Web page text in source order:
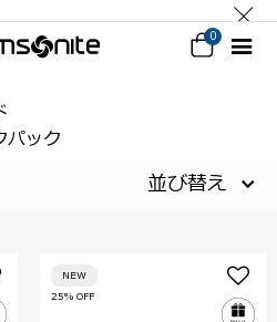
0
パック
並び替え
25% OFF
NEW